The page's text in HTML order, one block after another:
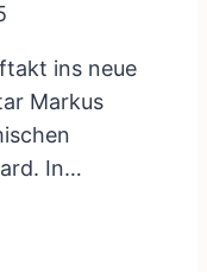
ins neue
Markus
In…